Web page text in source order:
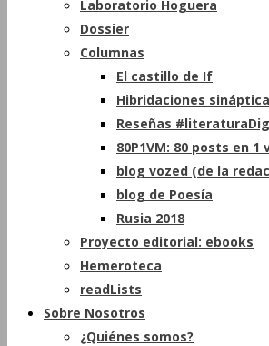
Laboratorio Hoguera
Dossier
Columnas
El castillo de If
Hibridaciones
Reseñas
80P1VM: 80 posts en
blog vozed (de la
blog de Poesía
Rusia 2018
Proyecto editorial: ebooks
Hemeroteca
readLists
Sobre Nosotros
¿Quiénes somos?